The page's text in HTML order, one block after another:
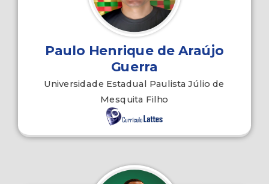
Paulo Henrique de Araújo
Guerra
Universidade Estadual Paulista Júlio de
Mesquita Filho